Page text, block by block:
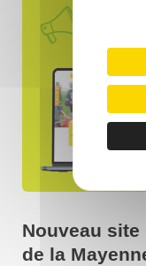
Nouveau
de la